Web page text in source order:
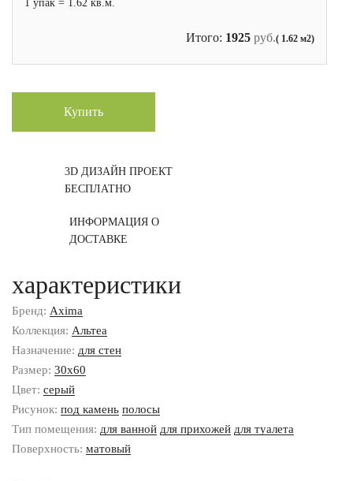
1 упак = 1.62 кв.м.
Итого: 1925 руб.( 1.62 м2)
Купить
3D ДИЗАЙН ПРОЕКТ
БЕСПЛАТНО
ИНФОРМАЦИЯ О
ДОСТАВКЕ
характеристики
Бренд: Axima
Коллекция: Альтеа
Назначение: для стен
Размер: 30x60
Цвет: серый
Рисунок: под камень полосы
Тип помещения: для ванной для прихожей для туалета
Поверхность: матовый